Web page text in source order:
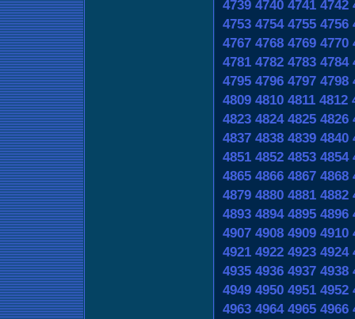
4739 4740 4741 4742
4753 4754 4755 4756
4767 4768 4769 4770
4781 4782 4783 4784
4795 4796 4797 4798
4809 4810 4811 4812
4823 4824 4825 4826
4837 4838 4839 4840
4851 4852 4853 4854
4865 4866 4867 4868
4879 4880 4881 4882
4893 4894 4895 4896
4907 4908 4909 4910
4921 4922 4923 4924
4935 4936 4937 4938
4949 4950 4951 4952
4963 4964 4965 4966